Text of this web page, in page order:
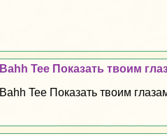
Bahh Tee Показать твоим
Bahh Tee Показать твоим